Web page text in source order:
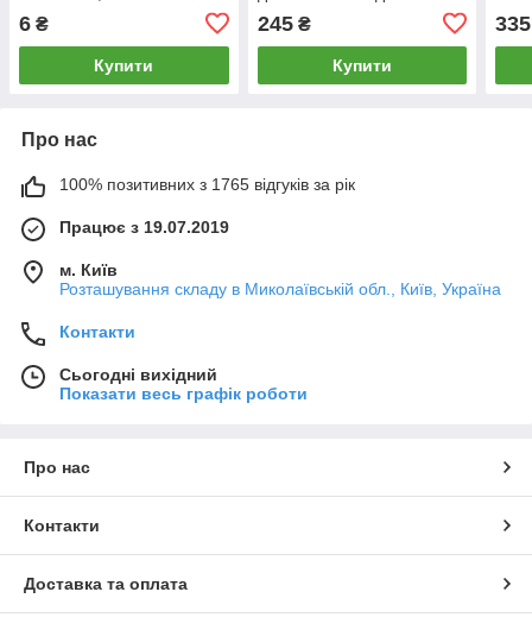
6 ₴
Купити
245₴
Купити
335
Про нас
100% позитивних з 1765 відгуків за рік
Працює з 19.07.2019
м. Київ
Розташування складу в Миколаївській обл., Київ, Україна
Контакти
Сьогодні вихідний
Показати весь графік роботи
Про нас
Контакти
Доставка та оплата